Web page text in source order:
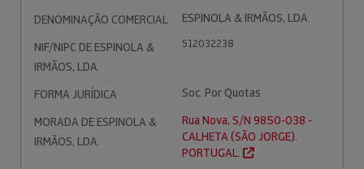
DENOMINAÇÃO COMERCIAL
ESPINOLA & IRMÃOS, LDA.
NIF/NIPC DE ESPINOLA &
IRMÃOS, LDA.
512032238
FORMA JURÍDICA
Soc. Por Quotas
MORADA DE ESPINOLA &
IRMÃOS, LDA.
Rua Nova, S/N 9850-038 -
CALHETA (SÃO JORGE).
PORTUGAL.